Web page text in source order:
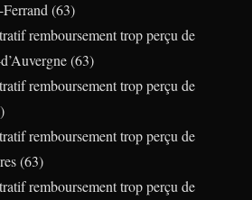
(63)
remboursement trop perçu de
(63)
remboursement trop perçu de
remboursement trop perçu de
(63)
remboursement trop perçu de